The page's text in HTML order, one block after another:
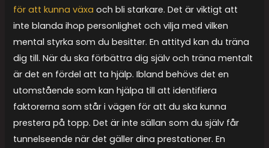
för att kunna växa och bli starkare. Det är viktigt att
inte blanda ihop personlighet och vilja med vilken
mental styrka som du besitter. En attityd kan du träna
dig till. När du ska förbättra dig själv och träna mentalt
är det en fördel att ta hjälp. Ibland behövs det en
utomstående som kan hjälpa till att identifiera
faktorerna som står i vägen för att du ska kunna
prestera på topp. Det är inte sällan som du själv får
tunnelseende när det gäller dina prestationer. En